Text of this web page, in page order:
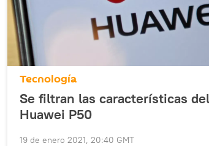
Tecnología
Se filtran las características
Huawei P50
19 de enero 2021, 20:40 GMT